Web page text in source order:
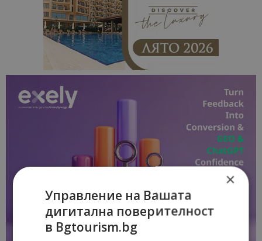
×
Управление на Вашата
дигитална поверителност
в Bgtourism.bg